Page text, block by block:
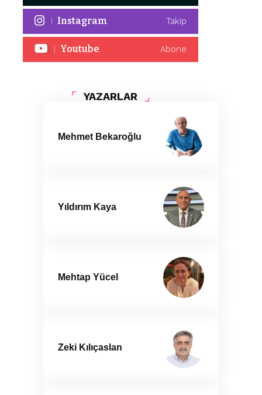
Instagram Takip
Youtube Abone
YAZARLAR
Mehmet Bekaroğlu
Yıldırım Kaya
Mehtap Yücel
Zeki Kılıçaslan